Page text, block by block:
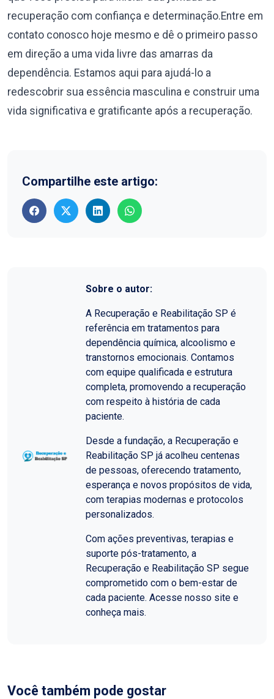
recuperação com confiança e determinação.Entre em
contato conosco hoje mesmo e dê o primeiro passo
em direção a uma vida livre das amarras da
dependência. Estamos aqui para ajudá-lo a
redescobrir sua essência masculina e construir uma
vida significativa e gratificante após a recuperação.
Compartilhe este artigo:
Sobre o autor:
A Recuperação e Reabilitação SP é
referência em tratamentos para
dependência química, alcoolismo e
transtornos emocionais. Contamos
com equipe qualificada e estrutura
completa, promovendo a recuperação
com respeito à história de cada
paciente.
Desde a fundação, a Recuperação e
Reabilitação SP já acolheu centenas
de pessoas, oferecendo tratamento,
esperança e novos propósitos de vida,
com terapias modernas e protocolos
personalizados.
Com ações preventivas, terapias e
suporte pós-tratamento, a
Recuperação e Reabilitação SP segue
comprometido com o bem-estar de
cada paciente. Acesse nosso site e
conheça mais.
Você também pode gostar